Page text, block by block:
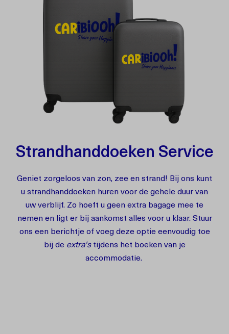
Strandhanddoeken Service
Geniet zorgeloos van zon, zee en strand! Bij ons kunt
u strandhanddoeken huren voor de gehele duur van
uw verblijf. Zo hoeft u geen extra bagage mee te
nemen en ligt er bij aankomst alles voor u klaar. Stuur
ons een berichtje of voeg deze optie eenvoudig toe
bij de extra'stijdens het boeken van je
accommodatie.